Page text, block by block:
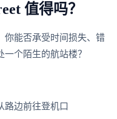
值得吗？
你能否承受时间损失、错
个陌生的航站楼？
路边前往登机口